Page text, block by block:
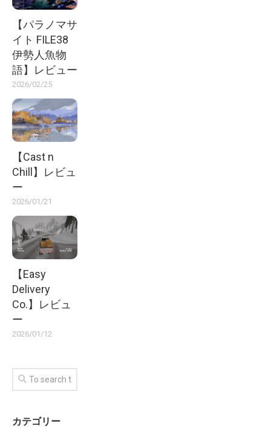
【パラノマサ
イト FILE38
伊勢人魚物
語】レビュー
2026/02/25
【Cast n
Chill】レビュ
ー
2026/01/21
【Easy
Delivery
Co.】レビュ
ー
2026/01/12
カテゴリー